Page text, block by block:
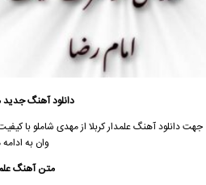
دانلود آهنگ جدید
جهتدانلود آهنگعلمدار کربلا از مهدی شاملو با کیفیت ۱۲۸ و ۳۲۰ و مشاهده متن این
وان به
متن آهنگ